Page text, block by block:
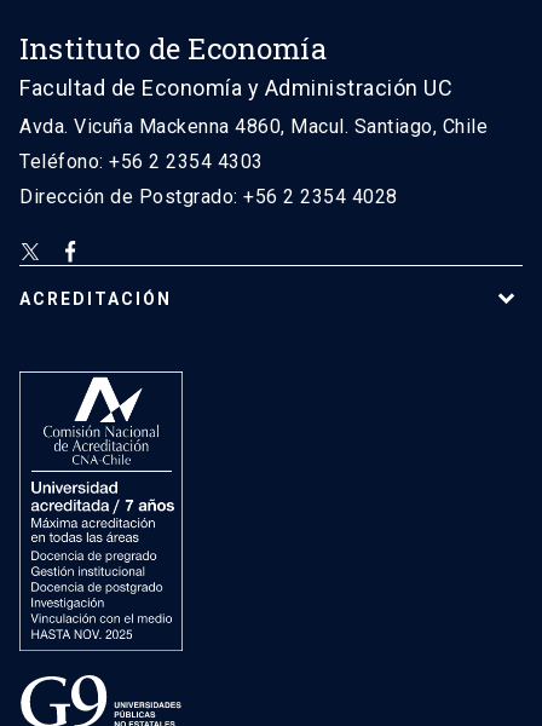
Instituto de Economía
Facultad de Economía y Administración UC
Avda. Vicuña Mackenna 4860, Macul. Santiago, Chile
Teléfono: +56 2 2354 4303
Dirección de Postgrado: +56 2 2354 4028
ACREDITACIÓN